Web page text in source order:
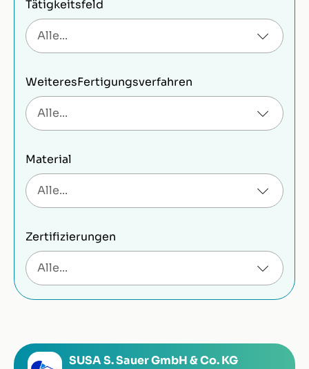
Tätigkeitsfeld
WeiteresFertigungsverfahren
Material
Zertifizierungen
SUSA S. Sauer GmbH & Co. KG